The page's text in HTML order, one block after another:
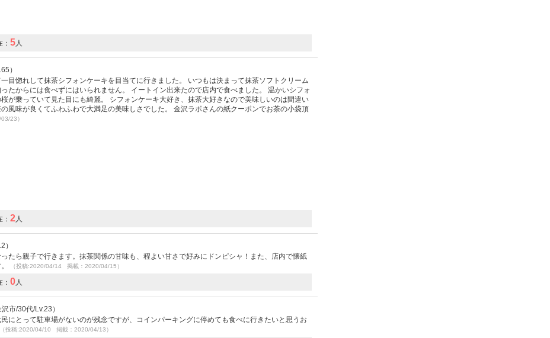
5人
）
目惚れして抹茶シフォンケーキを目当てに行きました。 いつもは決まって抹茶ソフトクリーム
たからには食べずにはいられません。 イートイン出来たので店内で食べました。 温かいシフォ
が乗っていて見た目にも綺麗。 シフォンケーキ大好き、抹茶大好きなので美味しいのは間違い
風味が良くてふわふわで大満足の美味しさでした。 金沢ラボさんの紙クーポンでお茶の小袋頂
23）
2人
）
たら親子で行きます。抹茶関係の甘味も、程よい甘さで好みにドンピシャ！また、店内で懐紙
（投稿:2020/04/14 掲載：2020/04/15）
0人
市/30代/Lv.23）
にとって駐車場がないのが残念ですが、コインパーキングに停めても食べに行きたいと思うお
（投稿:2020/04/10 掲載：2020/04/13）